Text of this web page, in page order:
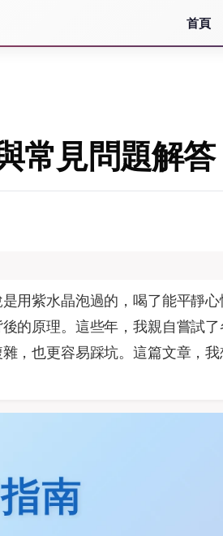
首頁
常見問題解答
用紫水晶泡過的，喝了能平靜
的原理。這些年，我親自嘗試
，也更容易踩坑。這篇文章，